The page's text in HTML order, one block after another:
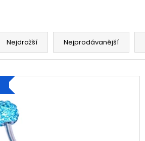
Nejdražší Nejprodávanější